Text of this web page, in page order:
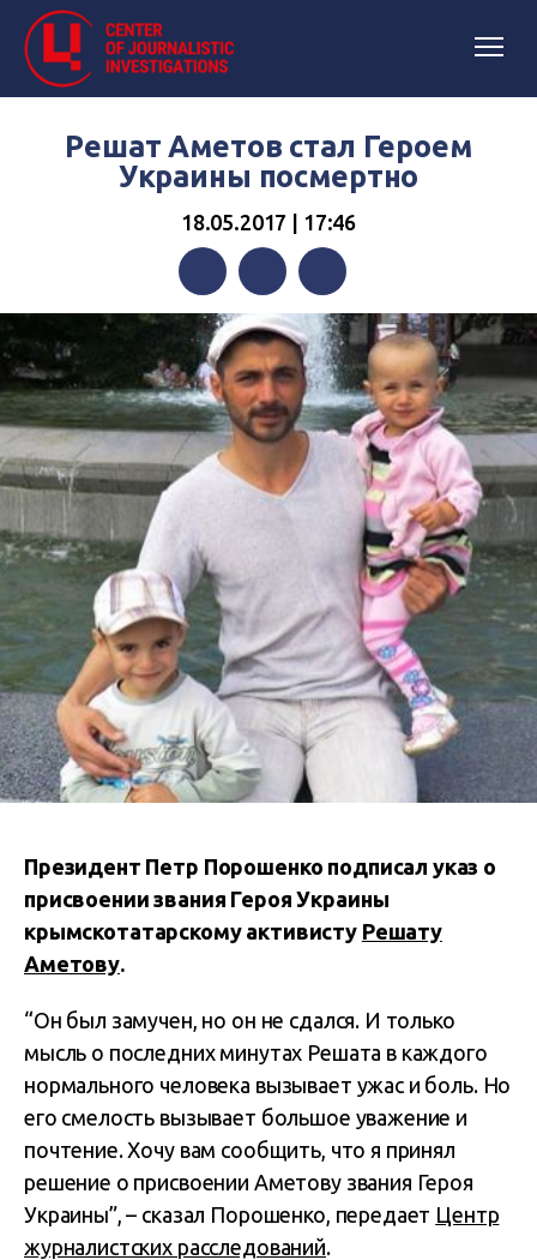
Решат Аметов стал Героем
Украины посмертно
18.05.2017 | 17:46
FacebookTwitterTelegram
Президент Петр Порошенко подписал указ о
присвоении звания Героя Украины
крымскотатарскому активисту Решату
Аметову.
“Он был замучен, но он не сдался. И только
мысль о последних минутах Решата в каждого
нормального человека вызывает ужас и боль. Но
его смелость вызывает большое уважение и
почтение. Хочу вам сообщить, что я принял
решение о присвоении Аметову звания Героя
Украины”, – сказал Порошенко, передает Центр
журналистских расследований.